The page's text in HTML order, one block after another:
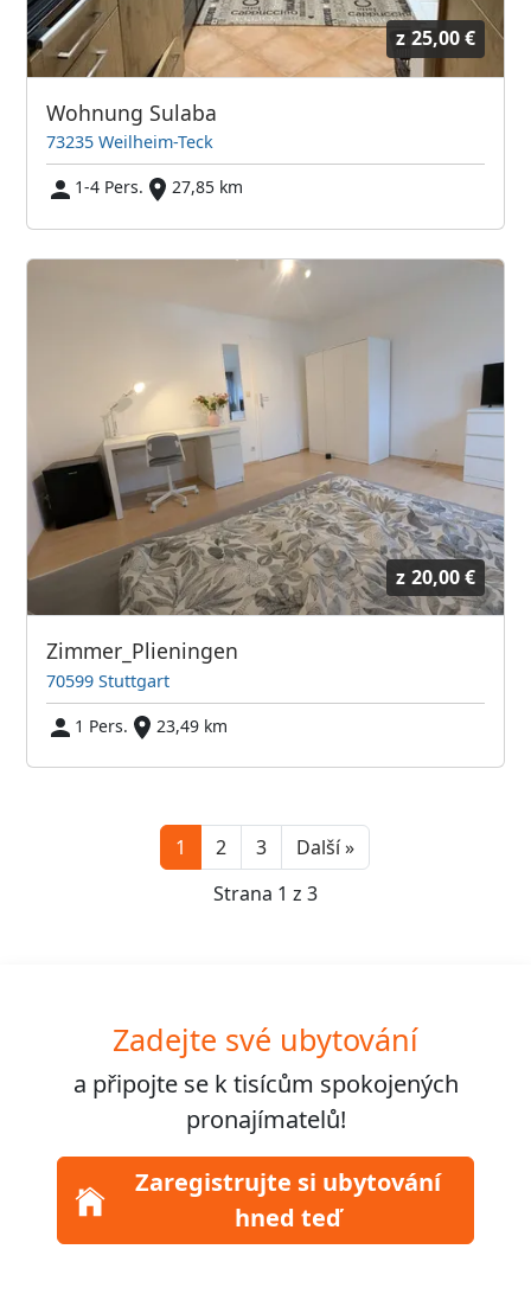
z 25,00 €
Wohnung Sulaba
73235 Weilheim-Teck
1-4 Pers.
27,85 km
z 20,00 €
Zimmer_Plieningen
70599 Stuttgart
1 Pers.
23,49 km
1 2 3 Další »Next
Strana 1 z 3
Zadejte své ubytování
a připojte se ktisícům spokojených
pronajímatelů!
Zaregistrujte si ubytování
hned teď